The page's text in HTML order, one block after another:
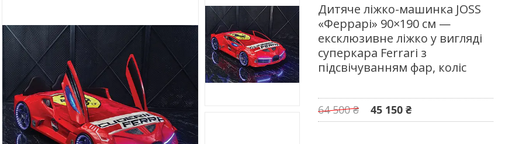
Дитяче ліжко-машинка JOSS
«Феррарі» 90×190 см —
ексклюзивне ліжко у вигляді
суперкара Ferrari з
підсвічуванням фар, коліс
64 500 ₴ 45 150 ₴